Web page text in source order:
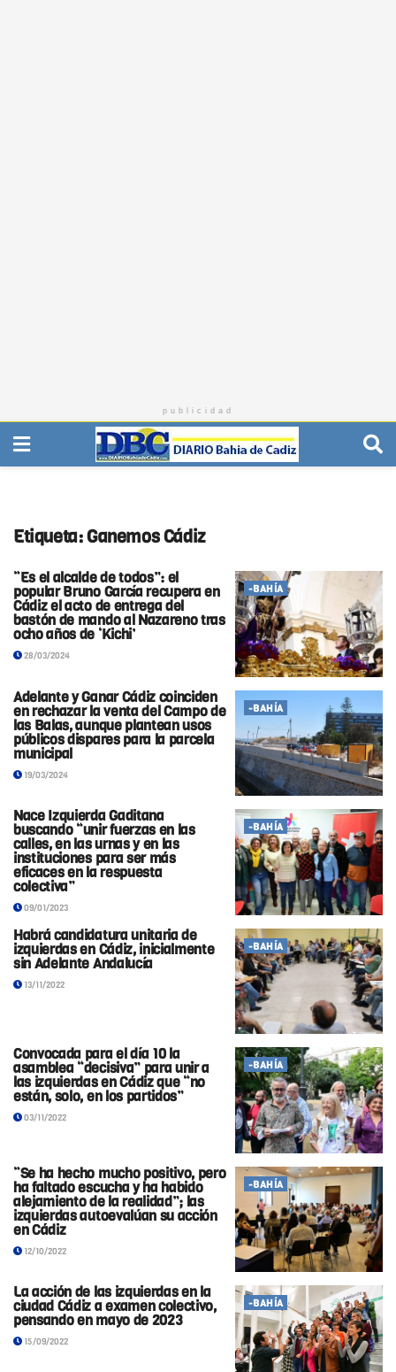
publicidad
Etiqueta:Ganemos Cádiz
-BAHÍA
“Es el alcalde de todos”: el
popular Bruno García recupera en
Cádiz el acto de entrega del
bastón de mando al Nazareno tras
ocho años de ‘Kichi’
28/03/2024
-BAHÍA
Adelante y Ganar Cádiz coinciden
en rechazar la venta del Campo de
las Balas, aunque plantean usos
públicos dispares para la parcela
municipal
19/03/2024
-BAHÍA
Nace Izquierda Gaditana
buscando “unir fuerzas en las
calles, en las urnas y en las
instituciones para ser más
eficaces en la respuesta
colectiva”
09/01/2023
-BAHÍA
Habrá candidatura unitaria de
izquierdas en Cádiz, inicialmente
sin Adelante Andalucía
13/11/2022
-BAHÍA
Convocada para el día 10 la
asamblea “decisiva” para unir a
las izquierdas en Cádiz que “no
están, solo, en los partidos”
03/11/2022
-BAHÍA
“Se ha hecho mucho positivo, pero
ha faltado escucha y ha habido
alejamiento de la realidad”; las
izquierdas autoevalúan su acción
en Cádiz
12/10/2022
-BAHÍA
La acción de las izquierdas en la
ciudad Cádiz a examen colectivo,
pensando en mayo de 2023
15/09/2022